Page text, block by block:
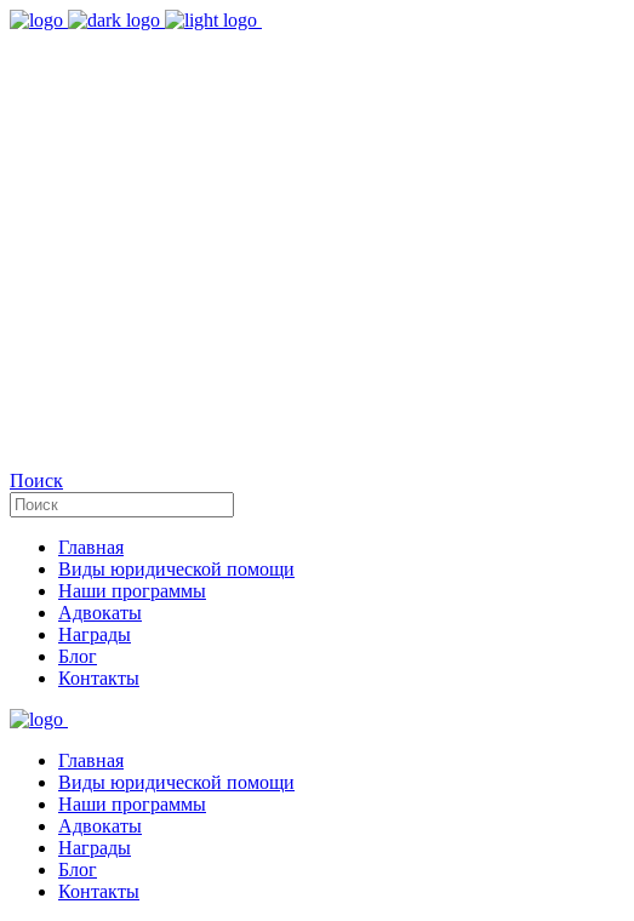
Поиск
Главная
Виды юридической помощи
Наши программы
Адвокаты
Награды
Блог
Контакты
Главная
Виды юридической помощи
Наши программы
Адвокаты
Награды
Блог
Контакты